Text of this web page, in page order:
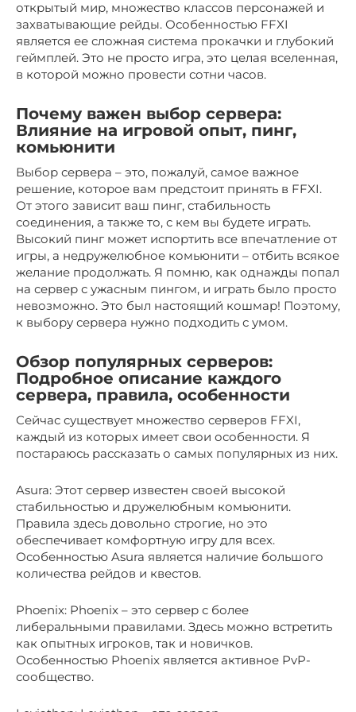
открытый мир, множество классов персонажей и
захватывающие рейды. Особенностью FFXI
является ее сложная система прокачки и глубокий
геймплей. Это не просто игра, это целая вселенная,
в которой можно провести сотни часов.
Почему важен выбор сервера:
Влияние на игровой опыт, пинг,
комьюнити
Выбор сервера – это, пожалуй, самое важное
решение, которое вам предстоит принять в FFXI.
От этого зависит ваш пинг, стабильность
соединения, а также то, с кем вы будете играть.
Высокий пинг может испортить все впечатление от
игры, а недружелюбное комьюнити – отбить всякое
желание продолжать. Я помню, как однажды попал
на сервер с ужасным пингом, и играть было просто
невозможно. Это был настоящий кошмар! Поэтому,
к выбору сервера нужно подходить с умом.
Обзор популярных серверов:
Подробное описание каждого
сервера, правила, особенности
Сейчас существует множество серверов FFXI,
каждый из которых имеет свои особенности. Я
постараюсь рассказать о самых популярных из них.
Asura: Этот сервер известен своей высокой
стабильностью и дружелюбным комьюнити.
Правила здесь довольно строгие, но это
обеспечивает комфортную игру для всех.
Особенностью Asura является наличие большого
количества рейдов и квестов.
Phoenix: Phoenix – это сервер с более
либеральными правилами. Здесь можно встретить
как опытных игроков, так и новичков.
Особенностью Phoenix является активное PvP-
сообщество.